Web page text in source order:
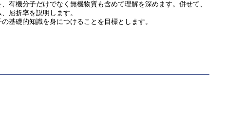
有機分子だけでなく無機物質も含めて理解を深めます。併せて、
屈折率を説明します。
基礎的知識を身につけることを目標とします。